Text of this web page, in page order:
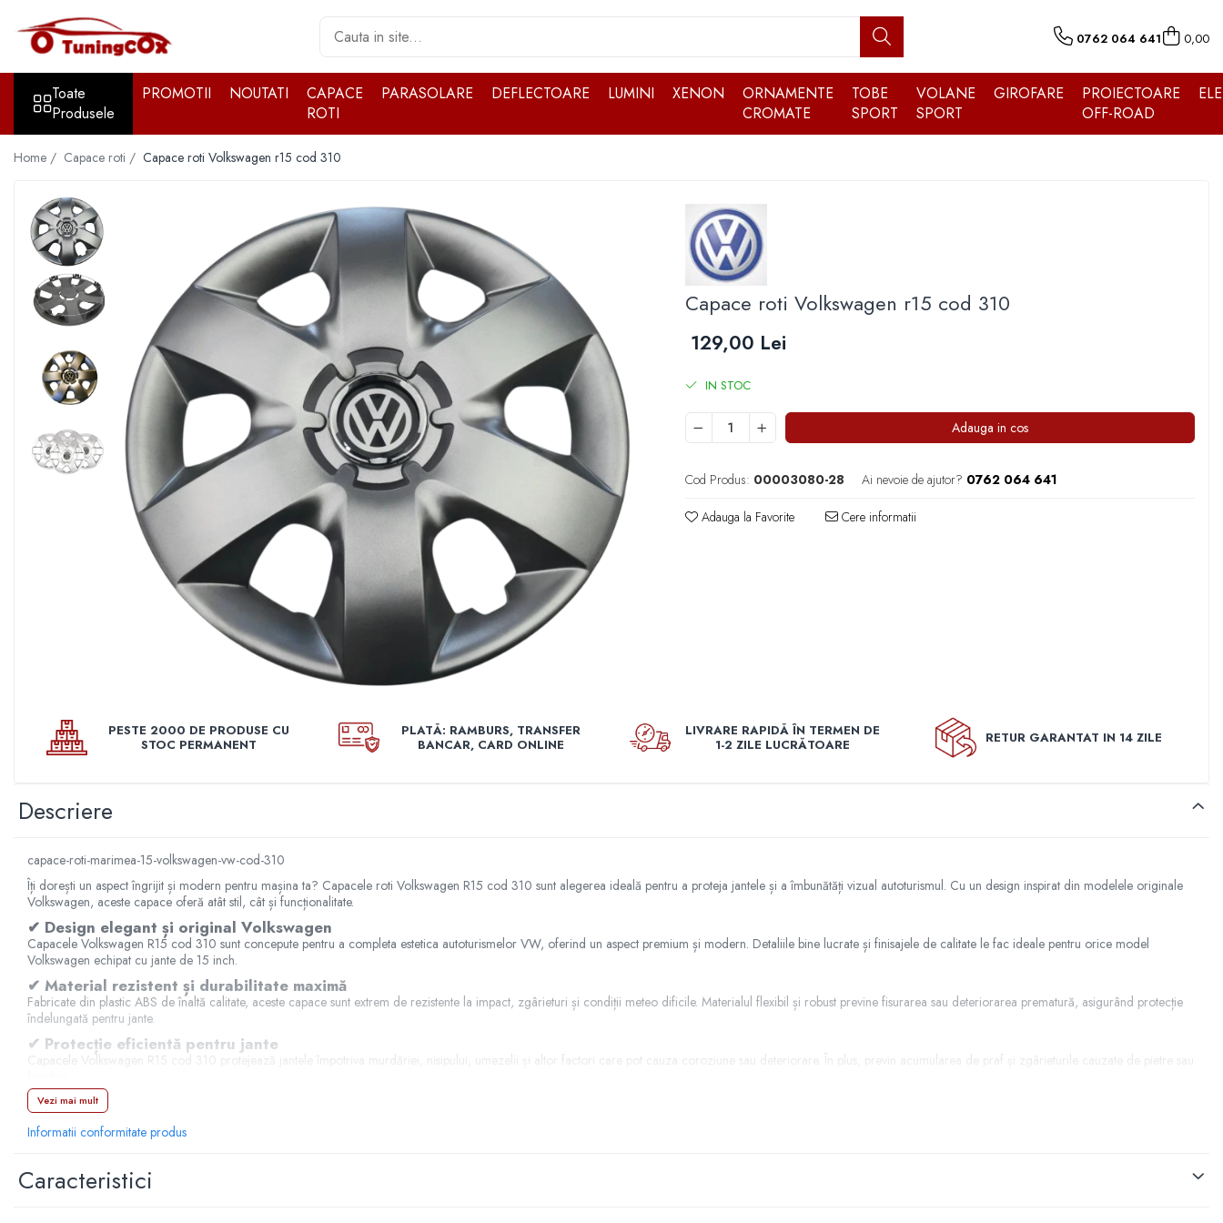
Toate Produsele
Accesorii exterior
Accesorii auto cromate
Accesorii auto inox
Antene auto
Aparatori noroi
Aparatori noroi
Bara spate
Bullbar
Girofare auto
Grile
Oglinzi
Pleoape
Pleoape ABS
Cotiere
Manson schimbator
Masute de bord
Schimbatoare
Scrumiera
Ventilator
Volane sport
Accesorii remorca
Adaptator remorca
Cupla remorca
Stopuri remorca
Stop remorca bec
Bare transversale
0762 064 641 0,00
Toate
Produsele
PROMOTII NOUTATI
CAPACE
ROTI
PARASOLARE DEFLECTOARE LUMINI XENON
ORNAMENTE
CROMATE
TOBE
SPORT
VOLANE
SPORT
GIROFARE
PROIECTOARE
OFF-ROAD
Home / Capace roti / Capace roti Volkswagen r15 cod 310
Capace roti Volkswagen r15 cod 310
129,00 Lei
IN STOC
Adauga in cos
Cod Produs: 00003080-28 Ai nevoie de ajutor? 0762 064 641
Adauga la Favorite Cere informatii
PESTE 2000 DE PRODUSE CU
STOC PERMANENT
PLATĂ: RAMBURS, TRANSFER
BANCAR, CARD ONLINE
LIVRARE RAPIDĂ ÎN TERMEN DE
1-2 ZILE LUCRĂTOARE
RETUR GARANTAT IN 14 ZILE
Descriere
capace-roti-marimea-15-volkswagen-vw-cod-310
Îți dorești un aspect îngrijit și modern pentru mașina ta? Capacele roti Volkswagen R15 cod 310 sunt alegerea ideală pentru a proteja jantele și a îmbunătăți vizual autoturismul. Cu un design inspirat din modelele originale
Volkswagen, aceste capace oferă atât stil, cât și funcționalitate.
✔ Design elegant și original Volkswagen
Capacele Volkswagen R15 cod 310 sunt concepute pentru a completa estetica autoturismelor VW, oferind un aspect premium și modern. Detaliile bine lucrate și finisajele de calitate le fac ideale pentru orice model
Volkswagen echipat cu jante de 15 inch.
✔ Material rezistent și durabilitate maximă
Fabricate din plastic ABS de înaltă calitate, aceste capace sunt extrem de rezistente la impact, zgârieturi și condiții meteo dificile. Materialul flexibil și robust previne fisurarea sau deteriorarea prematură, asigurând protecție
îndelungată pentru jante.
✔ Protecție eficientă pentru jante
Capacele Volkswagen R15 cod 310 protejează jantele împotriva murdăriei, nisipului, umezelii și altor factori care pot cauza coroziune sau deteriorare. În plus, previn acumularea de praf și zgârieturile cauzate de pietre sau
✔ Montaj rapid și fixare sigură
Datorită sistemului de prindere eficient, capacele se montează ușor și rapid, fără a necesita unelte speciale. Designul lor permite o fixare fermă, prevenind desprinderea accidentală în timpul mersului.
✔ Compatibilitate extinsă
Avantajele capacelor roti Volkswagen R15 cod 310:
Vezi mai mult
Informatii conformitate produs
Caracteristici